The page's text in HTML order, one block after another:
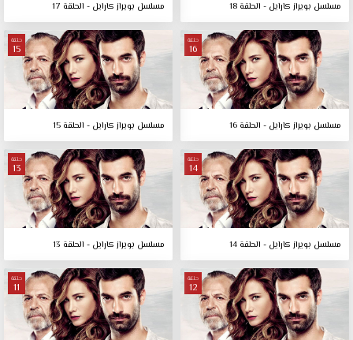
مسلسل بويراز كارايل - الحلقة 18 مسلسل بويراز كارايل - الحلقة 17
حلقة
16
مسلسل بويراز كارايل - الحلقة 16
حلقة
15
مسلسل بويراز كارايل - الحلقة 15
حلقة
14
مسلسل بويراز كارايل - الحلقة 14
حلقة
13
مسلسل بويراز كارايل - الحلقة 13
حلقة
12
حلقة
11